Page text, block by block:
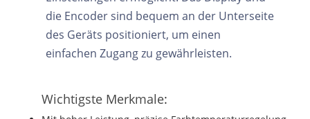
die Encoder sind bequem an der Unterseite
des Geräts positioniert, um einen
einfachen Zugang zu gewährleisten.
Wichtigste Merkmale: